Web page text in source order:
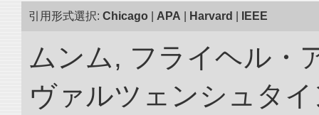
引用形式選択: Chicago APA Harvard IEEE
ムンム, フライヘル・
ヴァルツェンシュタイ